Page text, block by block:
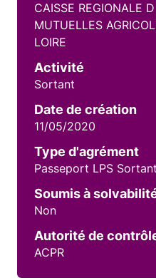
CAISSE REGIONALE
MUTUELLES
LOIRE
Activité
Sortant
Date de création
11/05/2020
Type d'agrément
Passeport LPS Sortant
Soumis à
Non
Autorité de
ACPR